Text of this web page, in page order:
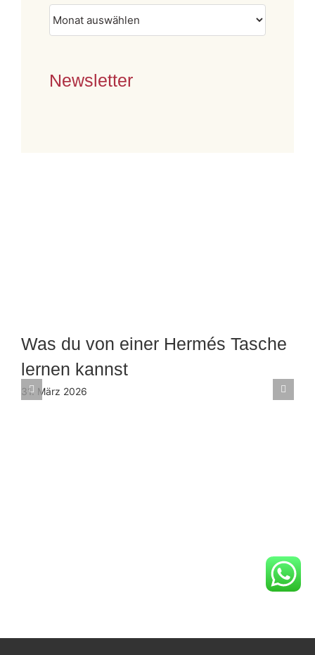
Archiv
Newsletter
Was du von einer Hermés Tasche
lernen kannst
31. März 2026